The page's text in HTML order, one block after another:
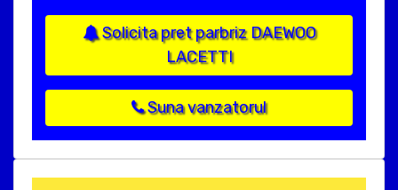
Solicita pret parbriz DAEWOO
LACETTI
Suna vanzatorul